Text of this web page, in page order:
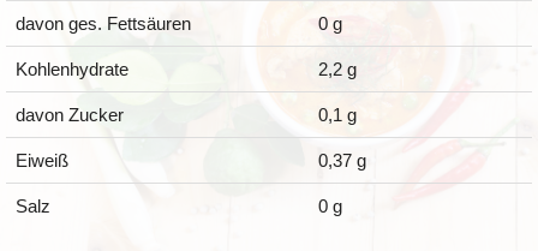
davon ges. Fettsäuren 0 g
Kohlenhydrate 2,2 g
davon Zucker 0,1 g
Eiweiß 0,37 g
Salz 0 g